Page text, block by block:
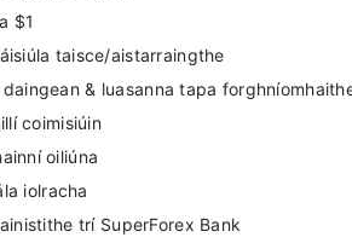
$1
taisce/aistarraingthe
& luasanna tapa
coimisiúin
oiliúna
iolracha
trí SuperForex Bank